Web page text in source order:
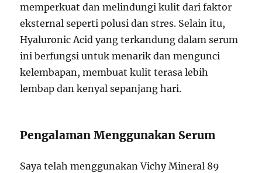
memperkuat dan melindungi kulit dari faktor
eksternal seperti polusi dan stres. Selain itu,
Hyaluronic Acid yang terkandung dalam serum
ini berfungsi untuk menarik dan mengunci
kelembapan, membuat kulit terasa lebih
lembap dan kenyal sepanjang hari.
Pengalaman Menggunakan Serum
Saya telah menggunakan Vichy Mineral 89